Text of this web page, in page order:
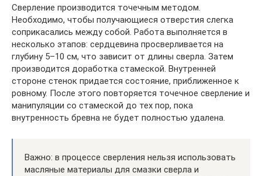
Сверление производится точечным методом.
Необходимо, чтобы получающиеся отверстия слегка
соприкасались между собой. Работа выполняется в
несколько этапов: сердцевина просверливается на
глубину 5–10 см, что зависит от длины сверла. Затем
производится доработка стамеской. Внутренней
стороне стенок придается состояние, приближенное к
ровному. После этого повторяется точечное сверление и
манипуляции со стамеской до тех пор, пока
внутренность бревна не будет полностью удалена.
Важно: в процессе сверления нельзя использовать
масляные материалы для смазки сверла и